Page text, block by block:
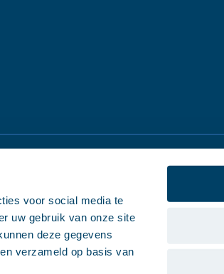
voor social media te
uw gebruik van onze site
deze gegevens
verzameld op basis van